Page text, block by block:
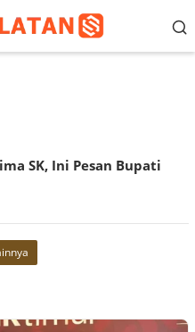
SK, Ini Pesan Bupati